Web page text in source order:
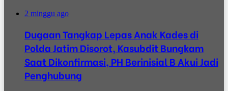
2 minggu ago
Dugaan Tangkap Lepas Anak Kades di
Polda Jatim Disorot, Kasubdit Bungkam
Saat Dikonfirmasi, PH Berinisial B Akui Jadi
Penghubung